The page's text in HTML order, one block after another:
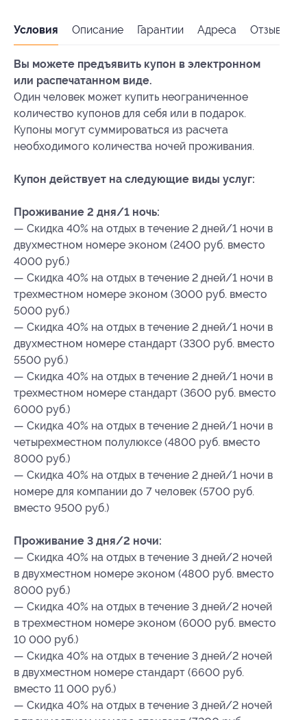
Условия Описание Гарантии Адреса Отзывы
Вы можете предъявить купон в электронном
или распечатанном виде.
Один человек может купить неограниченное
количество купонов для себя или в подарок.
Купоны могут суммироваться из расчета
необходимого количества ночей проживания.
Купон действует на следующие виды услуг:
Проживание 2 дня/1 ночь:
— Скидка 40% на отдых в течение 2 дней/1 ночи в
двухместном номере эконом (2400 руб. вместо
4000 руб.)
— Скидка 40% на отдых в течение 2 дней/1 ночи в
трехместном номере эконом (3000 руб. вместо
5000 руб.)
— Скидка 40% на отдых в течение 2 дней/1 ночи в
двухместном номере стандарт (3300 руб. вместо
5500 руб.)
— Скидка 40% на отдых в течение 2 дней/1 ночи в
трехместном номере стандарт (3600 руб. вместо
6000 руб.)
— Скидка 40% на отдых в течение 2 дней/1 ночи в
четырехместном полулюксе (4800 руб. вместо
8000 руб.)
— Скидка 40% на отдых в течение 2 дней/1 ночи в
номере для компании до 7 человек (5700 руб.
вместо 9500 руб.)
Проживание 3 дня/2 ночи:
— Скидка 40% на отдых в течение 3 дней/2 ночей
в двухместном номере эконом (4800 руб. вместо
8000 руб.)
— Скидка 40% на отдых в течение 3 дней/2 ночей
в трехместном номере эконом (6000 руб. вместо
10 000 руб.)
— Скидка 40% на отдых в течение 3 дней/2 ночей
в двухместном номере стандарт (6600 руб.
вместо 11 000 руб.)
— Скидка 40% на отдых в течение 3 дней/2 ночей